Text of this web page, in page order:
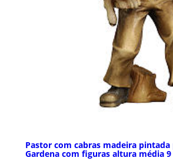
Pastor com cabras madeira
Gardena com figuras altura média 9